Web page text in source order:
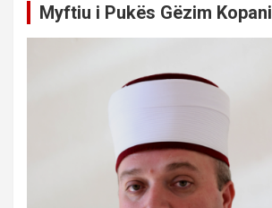
Myftiu i Pukës Gëzim Kopani